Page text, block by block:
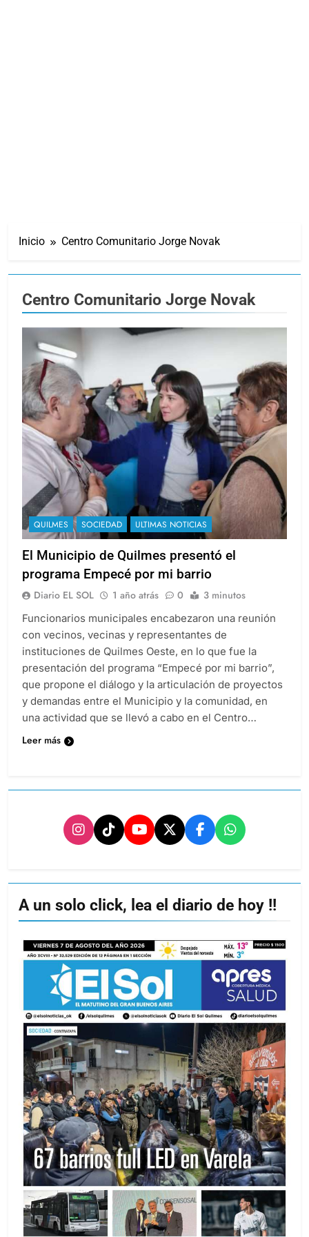
Inicio Centro Comunitario Jorge Novak
Centro Comunitario Jorge Novak
QUILMES SOCIEDAD ULTIMAS NOTICIAS
El Municipio de Quilmes presentó el
programa Empecé por mi barrio
Diario EL SOL 1 año atrás 0 3 minutos
Funcionarios municipales encabezaron una reunión
con vecinos, vecinas y representantes de
instituciones de Quilmes Oeste, en lo que fue la
presentación del programa “Empecé por mi barrio”,
que propone el diálogo y la articulación de proyectos
y demandas entre el Municipio y la comunidad, en
una actividad que se llevó a cabo en el Centro…
Leer más
A un solo click, lea el diario de hoy !!